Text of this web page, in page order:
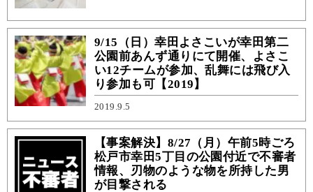
9/15（日）幸田よさこいが幸田第二
公園前あんず通りにて開催、よさこ
い12チームが参加、乱舞には飛び入
り参加も可【2019】
2019.9.5
【事案解決】8/27（月）午前5時ごろ
松戸市幸田5丁目の公園付近で不審者
情報、刃物のような物を所持した男
が目撃される